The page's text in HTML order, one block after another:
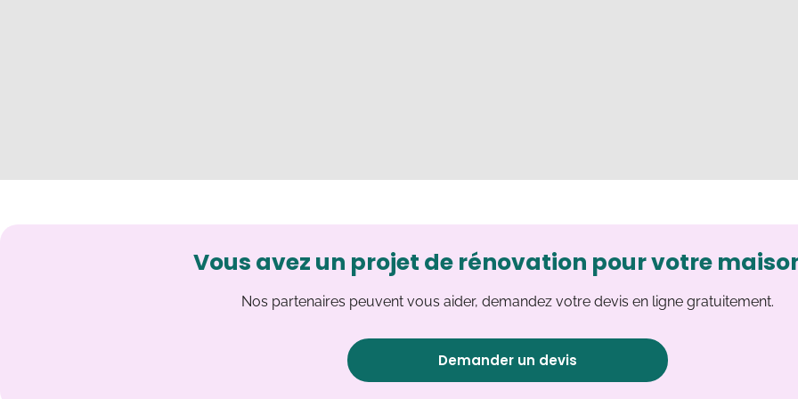
Vous avez un projet de rénovation pour votre
Nos partenaires peuvent vous aider, demandez votre devis en ligne gratuitement.
Demander un devis